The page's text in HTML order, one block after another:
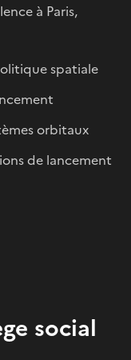
à Paris,
spatiale
orbitaux
de lancement
social